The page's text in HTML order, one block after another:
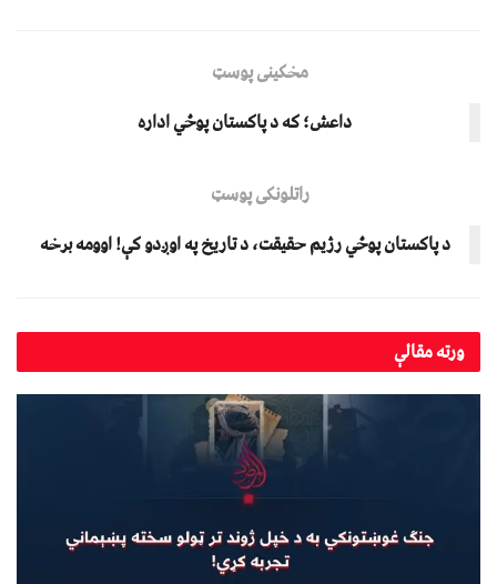
مخکینی پوسټ
داعش؛ که د پاکستان پوځي اداره
راتلونکی پوسټ
د پاکستان پوځي رژیم حقیقت، د تاریخ په اوږدو کې! اوومه برخه
ورتهمقالې